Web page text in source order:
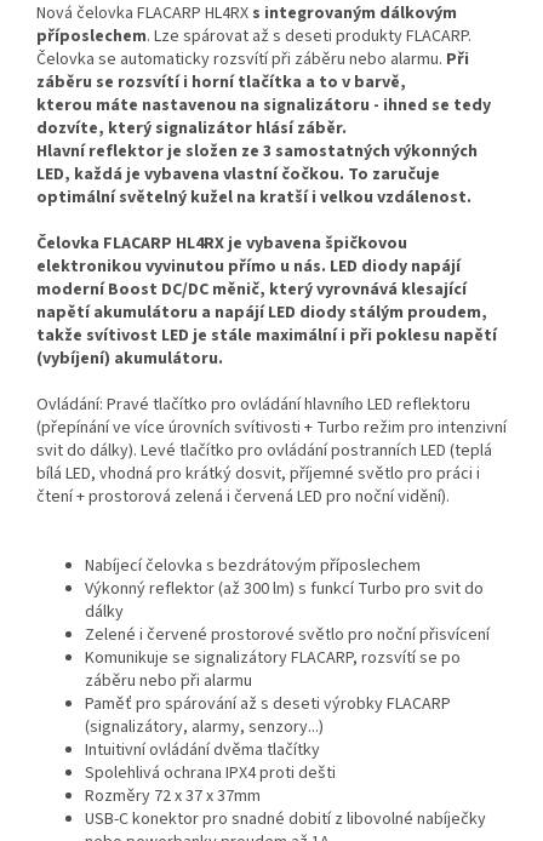
Nová čelovka FLACARP HL4RX s integrovaným dálkovým
příposlechem. Lze spárovat až s deseti produkty FLACARP.
Čelovka se automaticky rozsvítí při záběru nebo alarmu. Při
záběru se rozsvítí i horní tlačítka a to v barvě,
kterou máte nastavenou na signalizátoru - ihned se tedy
dozvíte, který signalizátor hlásí záběr.
Hlavní reflektor je složen ze 3 samostatných výkonných
LED, každá je vybavena vlastní čočkou. To zaručuje
optimální světelný kužel na kratší i velkou vzdálenost.
Čelovka FLACARP HL4RX je vybavena špičkovou
elektronikou vyvinutou přímo u nás. LED diody napájí
moderní Boost DC/DC měnič, který vyrovnává klesající
napětí akumulátoru a napájí LED diody stálým proudem,
takže svítivost LED je stále maximální i při poklesu napětí
(vybíjení) akumulátoru.
Ovládání: Pravé tlačítko pro ovládání hlavního LED reflektoru
(přepínání ve více úrovních svítivosti + Turbo režim pro intenzivní
svit do dálky). Levé tlačítko pro ovládání postranních LED (teplá
bílá LED, vhodná pro krátký dosvit, příjemné světlo pro práci i
čtení +prostorová zelená i červená LED pro noční vidění).
Nabíjecí čelovka s bezdrátovým příposlechem
Výkonný reflektor (až 300 lm) s funkcí Turbo pro svit do
dálky
Zelené i červené prostorové světlo pro noční přisvícení
Komunikuje se signalizátory FLACARP, rozsvítí se po
záběru nebo při alarmu
Paměť pro spárování až s deseti výrobky FLACARP
(signalizátory, alarmy, senzory...)
Intuitivní ovládání dvěma tlačítky
Spolehlivá ochrana IPX4 proti dešti
Rozměry 72 x 37 x 37mm
USB-C konektor pro snadné dobití z libovolné nabíječky